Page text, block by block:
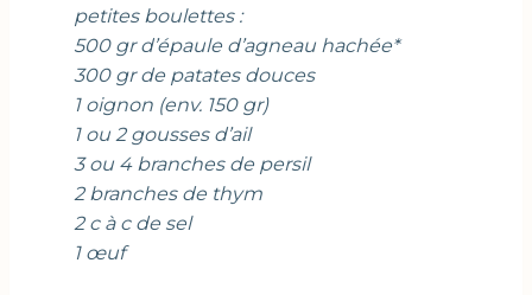
petites boulettes :
500 gr d’épaule d’agneau hachée*
300 gr de patates douces
1 oignon (env. 150 gr)
1 ou 2 gousses d’ail
3 ou 4 branches de persil
2 branches de thym
2 c à c de sel
1 œuf